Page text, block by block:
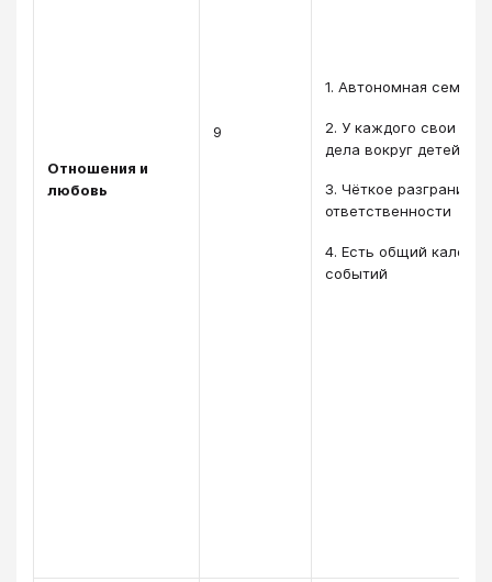
Отношения и
любовь
9
1. Автономная семья
2. У каждого свои
дела вокруг детей.
3. Чёткое
ответственности
4. Есть общий
событий